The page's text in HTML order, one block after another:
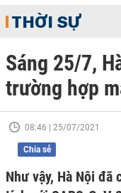
THỜI SỰ
Sáng 25/7,
trường hợp
08:46 | 25/07/2021
Chia sẻ
Như vậy, Hà Nội